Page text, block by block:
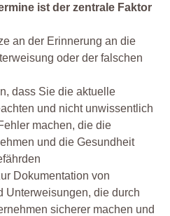
ist der zentrale Faktor
an der Erinnerung an die
oder der falschen
dass Sie die aktuelle
und nicht unwissentlich
machen, die die
und die Gesundheit
Dokumentation von
Unterweisungen, die durch
sicherer machen und